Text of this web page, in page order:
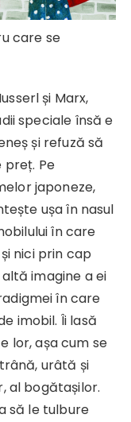
care se
și Marx,
speciale însă e
și refuză să
preț. Pe
japoneze,
ușa în nasul
în care
nici prin cap
imagine a ei
în care
imobil. Îi lasă
lor, așa cum se
urâtă și
al bogătașilor.
să le tulbure